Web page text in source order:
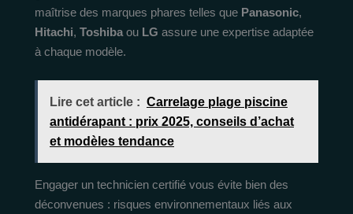
maîtrise des marques phares telles que Panasonic,
Hitachi, Toshiba ou LG assure une expertise adaptée
à chaque modèle.
Lire cet article : Carrelage plage piscine
antidérapant : prix 2025, conseils d’achat
et modèles tendance
Engager un technicien certifié vous évite bien des
déconvenues : risques environnementaux liés aux